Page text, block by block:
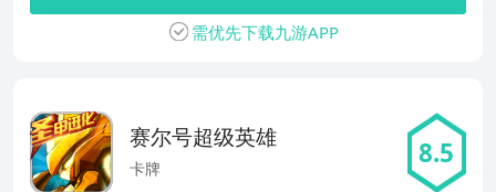
需优先下载九游APP
赛尔号超级英雄
卡牌 8.5